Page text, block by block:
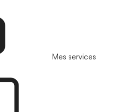
Mes services